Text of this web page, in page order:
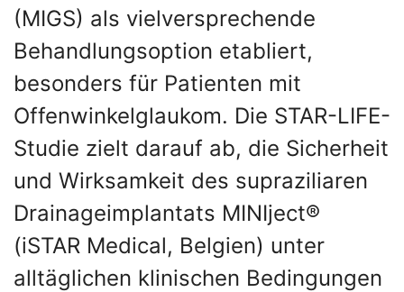
(MIGS) als vielversprechende
Behandlungsoption etabliert,
besonders für Patienten mit
Offenwinkelglaukom. Die STAR-LIFE-
Studie zielt darauf ab, die Sicherheit
und Wirksamkeit des supraziliaren
Drainageimplantats MINIject®
(iSTAR Medical, Belgien) unter
alltäglichen klinischen Bedingungen